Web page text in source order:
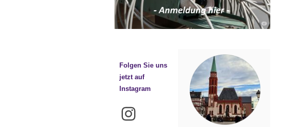
Folgen Sie uns
jetzt auf
Instagram
Instagram